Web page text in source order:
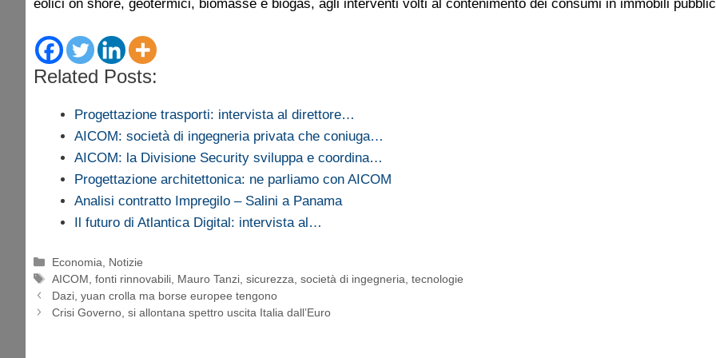
eolici on shore, geotermici, biomasse e biogas, agli interventi volti al contenimento dei consumi in immobili
Related Posts:
Progettazione trasporti: intervista al direttore…
AICOM: società di ingegneria privata che coniuga…
AICOM: la Divisione Security sviluppa e coordina…
Progettazione architettonica: ne parliamo con AICOM
Analisi contratto Impregilo – Salini a Panama
Il futuro di Atlantica Digital: intervista al…
Categorie
Economia
Notizie
Tag
AICOM ,fonti rinnovabili Mauro Tanzi ,sicurezza ,società di ingegneria ,tecnologie
Dazi, yuan crolla ma borse europee tengono
Crisi Governo, si allontana spettro uscita Italia dall’Euro